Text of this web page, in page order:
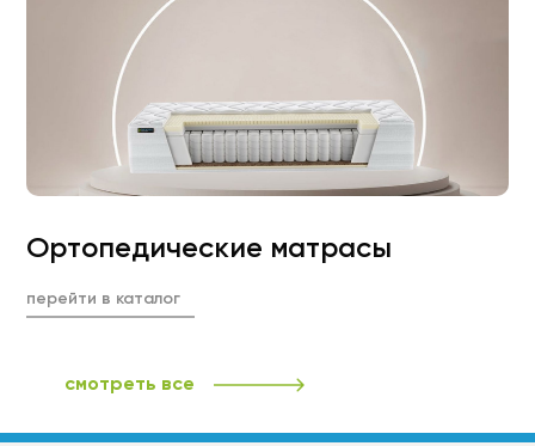
Ортопедические матрасы
перейти в каталог
смотреть все